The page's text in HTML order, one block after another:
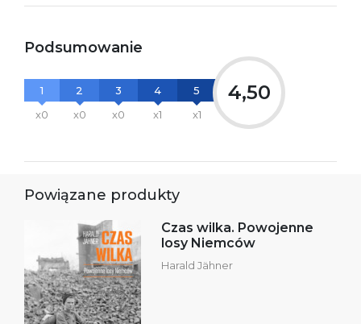
Podsumowanie
1
x0
2
x0
3
x0
4
x1
5
x1
4,50
Powiązane produkty
Czas wilka. Powojenne
losy Niemców
Harald Jähner